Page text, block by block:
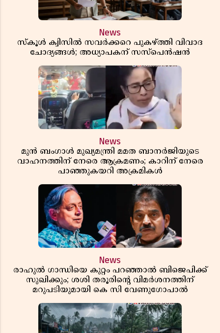
News
സ്കൂൾ ക്വിസിൽ സവർക്കറെ പുകഴ്ത്തി വിവാദ
ചോദ്യങ്ങൾ; അധ്യാപകന് സസ്പെൻഷൻ
News
മുൻ ബംഗാൾ മുഖ്യമന്ത്രി മമത ബാനർജിയുടെ
വാഹനത്തിന് നേരെ ആക്രമണം; കാറിന് നേരെ
പാഞ്ഞുകയറി അക്രമികൾ
News
രാഹുൽ ഗാന്ധിയെ കുറ്റം പറഞ്ഞാൽ ബിജെപിക്ക്
സുഖിക്കും; ശശി തരൂരിന്റെ വിമർശനത്തിന്
മറുപടിയുമായി കെ സി വേണുഗോപാൽ